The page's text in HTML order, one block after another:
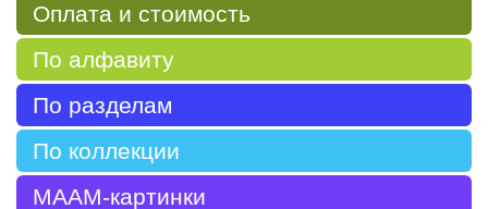
Оплата и стоимость
По алфавиту
По разделам
По коллекции
МААМ-картинки